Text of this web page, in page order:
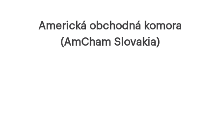
Americká obchodná komora
(AmCham Slovakia)